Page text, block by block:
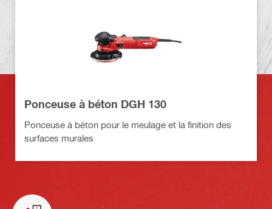
Ponceuse à béton DGH 130
Ponceuse à béton pour le meulage et la finition des
surfaces murales